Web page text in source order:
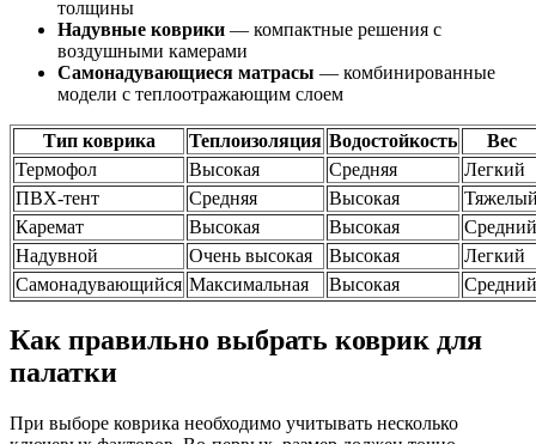
толщины
Надувные коврики — компактные решения с
воздушными камерами
Самонадувающиеся матрасы — комбинированные
модели с теплоотражающим слоем
Тип коврика Теплоизоляция Водостойкость
Вес
Термофол
Высокая Средняя
Легкий
ПВХ-тент
Средняя Высокая
Каремат
Высокая Высокая
Средний
Надувной
Очень высокая Высокая
Легкий
Самонадувающийся Максимальная Высокая Средний
Как правильно выбрать коврик для
палатки
При выборе коврика необходимо учитывать несколько